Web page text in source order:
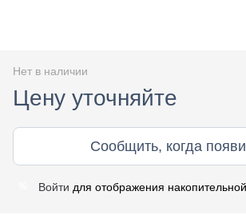
Нет в наличии
Цену уточняйте
Сообщить, когда
Войти для отображения